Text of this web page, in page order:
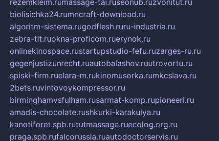
rezemkleim.rumassage-tai.ruseonub.ruzvonitut.ru
biolisichka24.rumncraft-download.ru
algoritm-sistema.rugodflesh.ruru-industria.ru
zebra-tlt.ruokna-proficom.ruerynok.ru
onlinekinospace.rustartupstudio-fefu.ruzarges-ru.ru
gegenjustizunrecht.ruautobalashov.ruutrovortu.ru
spiski-firm.ruelara-m.rukinomusorka.rumkcslava.ru
2bets.ruvintovoykompressor.ru
birminghamvsfulham.rusarmat-komp.rupioneeri.ru
amadis-chocolate.rushkurki-karakulya.ru
kanotiforet.spb.rututmassage.ruecolog.org.ru
praga.spb.rufalcorussia.ruautodoctorservis.ru